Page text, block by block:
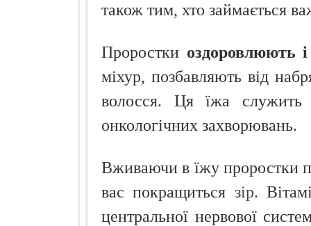
також тим, хто займається
Проростки оздоровлюють
міхур, позбавляють від
волосся. Ця їжа служить
онкологічних захворювань.
Вживаючи в їжу проростки
вас покращиться зір.
центральної нервової